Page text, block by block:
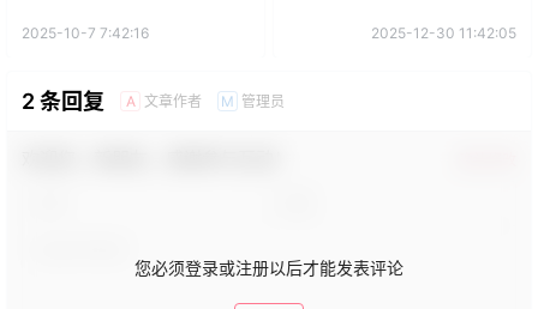
2025-10-7 7:42:16 2025-12-30 11:42:05
2 条回复 A 文章作者 M 管理员
您必须登录或注册以后才能发表评论